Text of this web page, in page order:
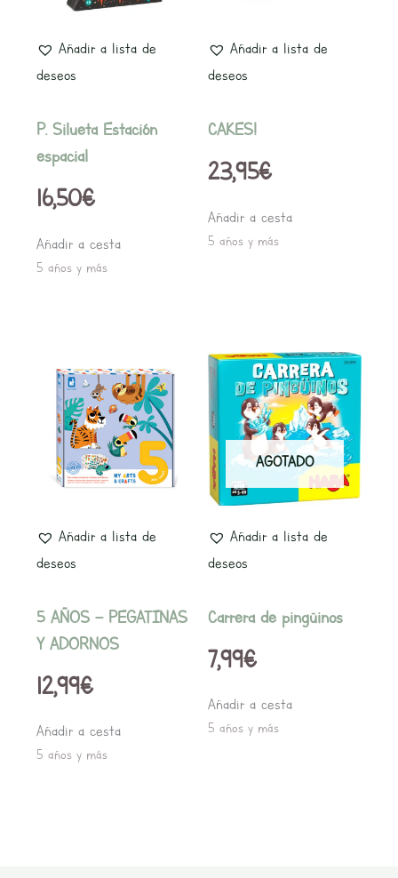
Añadir a lista de
deseos
P. Silueta Estación
espacial
16,50€
Añadir a cesta
5 años y más
Añadir a lista de
deseos
CAKES!
23,95€
Añadir a cesta
5 años y más
Añadir a lista de
deseos
5 AÑOS – PEGATINAS
Y ADORNOS
12,99€
Añadir a cesta
5 años y más
AGOTADO
Añadir a lista de
deseos
Carrera de pingüinos
7,99€
Añadir a cesta
5 años y más